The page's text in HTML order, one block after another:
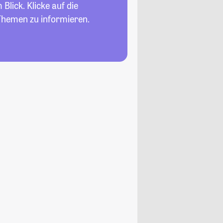
Klicke auf die
zu informieren.